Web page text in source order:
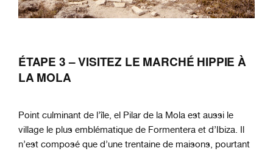
ÉTAPE 3– VISITEZ LE MARCHÉ HIPPIE À
LA MOLA
Point culminant de l’île, el Pilar de la Mola est aussi le
village le plus emblématique de Formentera et d’Ibiza. Il
n’est composé que d’une trentaine de maisons, pourtant